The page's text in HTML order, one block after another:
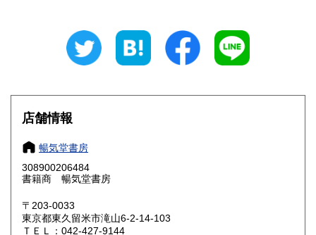
180円 三重県
大阪府
奈良県
鳥取県
岡山県
山口県
店舗情報
暢気堂書房
308900206484
書籍商 暢気堂書房
〒203-0033
東京都東久留米市滝山6-2-14-103
ＴＥＬ：042-427-9144